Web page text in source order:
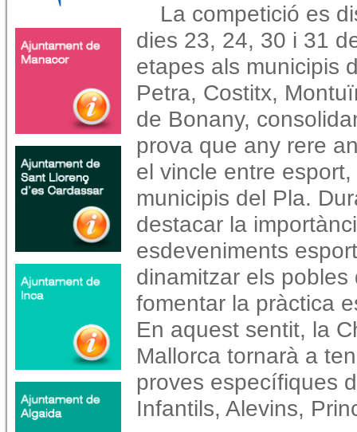
La competició es
dies 23, 24, 30 i 31
etapes als municipis
Petra, Costitx,
de Bonany,
prova que any rere
el vincle entre
municipis del Pla.
destacar la
esdeveniments
dinamitzar els pobles
fomentar la pràctica
En aquest sentit, la
Mallorca tornarà a
proves específiques
Infantils, Alevins,